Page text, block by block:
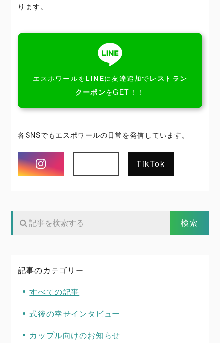
ります。
エスポワールをLINEに友達追加でレストラン
クーポンをGET！！
各SNSでもエスポワールの日常を発信しています。
Instagram
TikTok
記事のカテゴリー
すべての記事
式後の幸せインタビュー
カップル向けのお知らせ